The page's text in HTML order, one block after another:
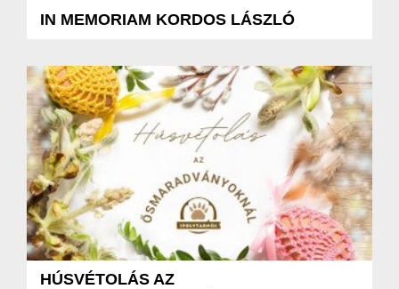
IN MEMORIAM KORDOS LÁSZLÓ
HÚSVÉTOLÁS AZ